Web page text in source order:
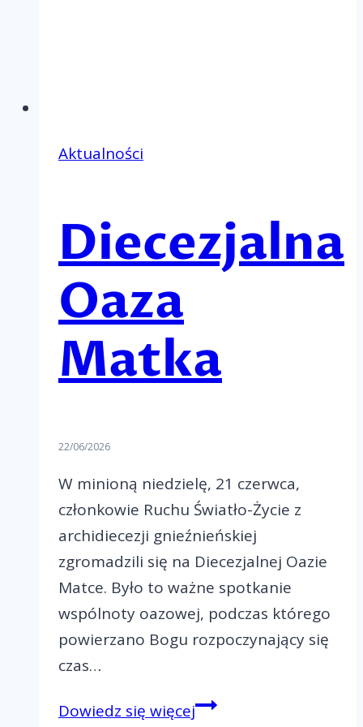
Aktualności
Diecezjalna
Oaza
Matka
22/06/2026
W minioną niedzielę, 21 czerwca,
członkowie Ruchu Światło-Życie z
archidiecezji gnieźnieńskiej
zgromadzili się na Diecezjalnej Oazie
Matce. Było to ważne spotkanie
wspólnoty oazowej, podczas którego
powierzano Bogu rozpoczynający się
czas…
Dowiedz się więcejDiecezjalna